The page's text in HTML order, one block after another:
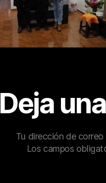
Deja
Tu dirección de
Los campos